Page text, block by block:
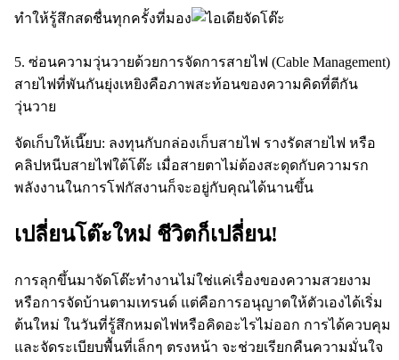
ทำให้รู้สึกสดชื่นทุกครั้งที่มอง
5. ซ่อนความวุ่นวายด้วยการจัดการสายไฟ (Cable Management)
สายไฟที่พันกันยุ่งเหยิงคือภาพสะท้อนของความคิดที่ตีกัน
วุ่นวาย
จัดเก็บให้เนี๊ยบ: ลงทุนกับกล่องเก็บสายไฟ รางรัดสายไฟ หรือ
คลิปหนีบสายไฟใต้โต๊ะ เมื่อสายตาไม่ต้องสะดุดกับความรก
พลังงานในการโฟกัสงานก็จะอยู่กับคุณได้นานขึ้น
เปลี่ยนโต๊ะใหม่ ชีวิตก็เปลี่ยน!
การลุกขึ้นมาจัดโต๊ะทำงานไม่ใช่แค่เรื่องของความสวยงาม
หรือการจัดบ้านตามเทรนด์ แต่คือการอนุญาตให้ตัวเองได้เริ่ม
ต้นใหม่ ในวันที่รู้สึกหมดไฟหรือคิดอะไรไม่ออก การได้ควบคุม
และจัดระเบียบพื้นที่เล็กๆ ตรงหน้า จะช่วยเรียกคืนความมั่นใจ